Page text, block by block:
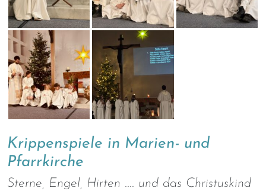
Krippenspiele in Marien- und
Pfarrkirche
Sterne, Engel, Hirten .... und das Christuskind